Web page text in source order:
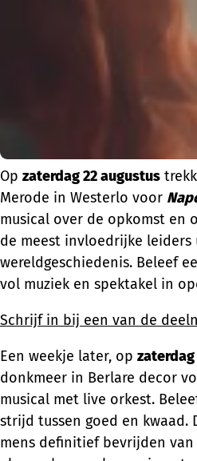
Op zaterdag 22 augustus
Merode in Westerlo voor
musical over de opkomst en
de meest invloedrijke leiders
wereldgeschiedenis. Beleef
vol muziek en spektakel in
Schrijf in bij een van de
Een weekje later, op
donkmeer in Berlare decor
musical met live orkest.
strijd tussen goed en kwaad.
mens definitief bevrijden